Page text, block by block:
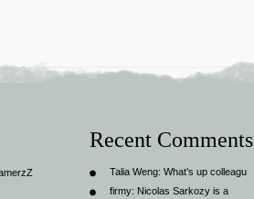
Recent Comments
Talia Weng: What’s up colleagu
firmy: Nicolas Sarkozy is a